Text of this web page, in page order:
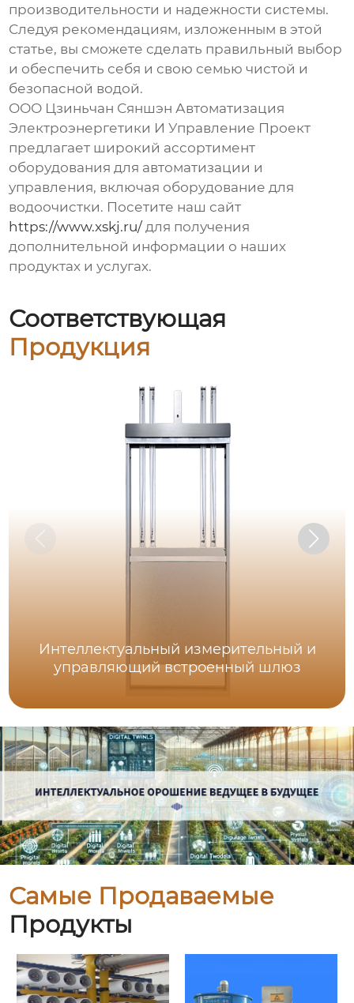
производительности и надежности системы.
Следуя рекомендациям, изложенным в этой
статье, вы сможете сделать правильный выбор
и обеспечить себя и свою семью чистой и
безопасной водой.
ООО Цзиньчан Сяншэн Автоматизация
Электроэнергетики И Управление Проект
предлагает широкий ассортимент
оборудования для автоматизации и
управления, включая оборудование для
водоочистки. Посетите наш сайт
https://www.xskj.ru/ для получения
дополнительной информации о наших
продуктах и услугах.
Соответствующая
Продукция
Интеллектуальный измерительный и
управляющий встроенный шлюз
Самые Продаваемые
Продукты